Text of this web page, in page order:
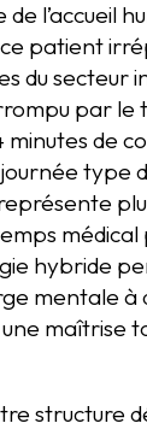
de l’accueil
patient
du secteur
par le
minutes de
type
médical
hybride
mentale à
maîtrise
structure